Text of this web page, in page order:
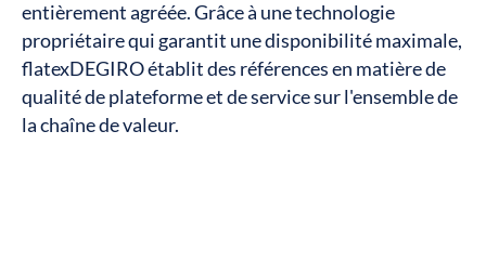
entièrement agréée. Grâce à une technologie
propriétaire qui garantit une disponibilité maximale,
flatexDEGIRO établit des références en matière de
qualité de plateforme et de service sur l'ensemble de
la chaîne de valeur.